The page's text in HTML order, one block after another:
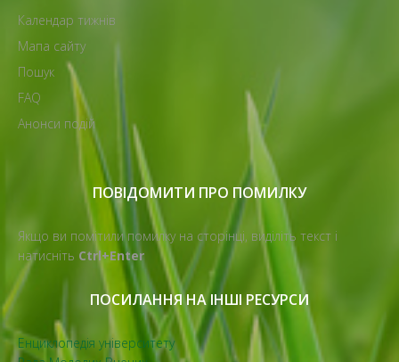
Календар тижнів
Мапа сайту
Пошук
FAQ
Анонси подій
ПОВІДОМИТИ ПРО ПОМИЛКУ
Якщо ви помітили помилку на сторінці, виділіть текст і
натисніть Ctrl+Enter
ПОСИЛАННЯ НА ІНШІ РЕСУРСИ
Енциклопедія університету